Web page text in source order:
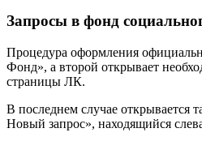
Запросы в фонд
Процедура оформления
Фонд», а второй открывает
страницы ЛК.
В последнем случае открывается
Новый запрос», находящийся